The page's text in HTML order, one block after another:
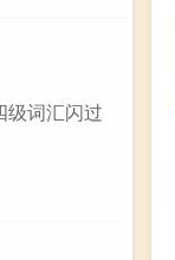
级词汇闪过